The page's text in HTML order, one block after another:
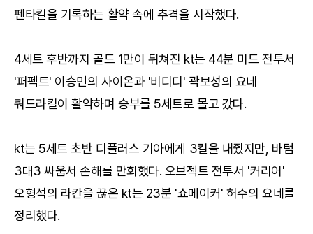
펜타킬을 기록하는 활약 속에 추격을 시작했다.
4세트 후반까지 골드 1만이 뒤쳐진 kt는 44분 미드 전투서
'퍼펙트' 이승민의 사이온과 '비디디' 곽보성의 요네
쿼드라킬이 활약하며 승부를 5세트로 몰고 갔다.
kt는 5세트 초반 디플러스 기아에게 3킬을 내줬지만, 바텀
3대3 싸움서 손해를 만회했다. 오브젝트 전투서 '커리어'
오형석의 라칸을 끊은 kt는 23분 '쇼메이커' 허수의 요네를
정리했다.